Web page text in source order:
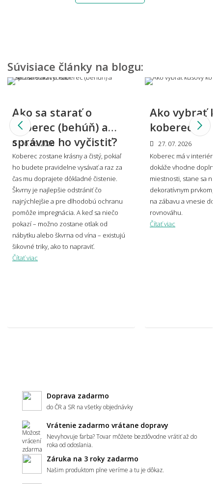
Aký koberec vybrať do detskej izbičky?
doma?
Viete mi miestnosť namodelovať aj do iného
štýlu interiéru?
🎨 Dizajn farby a štýl
👨‍Odpovede nižšie boli písané v spolupráci s profesionálnym
dizajnérom Miroslavom Holešom.
Aké sú súčasné trendy v motívoch
kobercov?
Ako zladiť koberec s nábytkom a podlahou?
Aký koberec zvoliť do moderného interiéru?
Súvisiace články na blogu:
Ako sa starať o
koberec (behúň) a
správne ho vyčistiť?
10. 06. 2026
Koberec zostane krásny a čistý, pokiaľ
ho budete pravidelne vysávať a raz za
čas mu doprajete dôkladné čistenie.
Škvrny je najlepšie odstrániť čo
najrýchlejšie a pre dlhodobú ochranu
pomôže impregnácia. A keď sa niečo
pokazí – možno zostane otlak od
nábytku alebo škvrna od vína – existujú
šikovné triky, ako to napraviť.
Čítať viac
Ako vybrať
koberec?
27. 07. 2026
Koberec má v interiéri
dokáže vhodne doplniť
miestnosti, stane sa
dekoratívnym prvkom,
na zábavu a vnesie do
rovnováhu.
Čítať viac
Doprava zadarmo
do ČR a SR na všetky objednávky
Vrátenie zadarmo vrátane dopravy
Nevyhovuje farba? Tovar môžete bezdôvodne vrátiť až do
roka od odoslania.
Záruka na 3 roky zadarmo
Našim produktom plne veríme a tu je dôkaz.